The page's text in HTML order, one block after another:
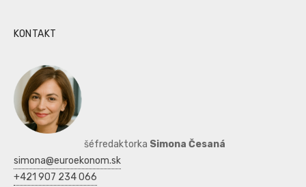
KONTAKT
šéfredaktorka Simona Česaná
simona@euroekonom.sk
+421 907 234 066